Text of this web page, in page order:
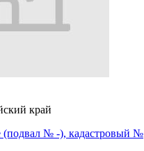
край
№ -), кадастровый №